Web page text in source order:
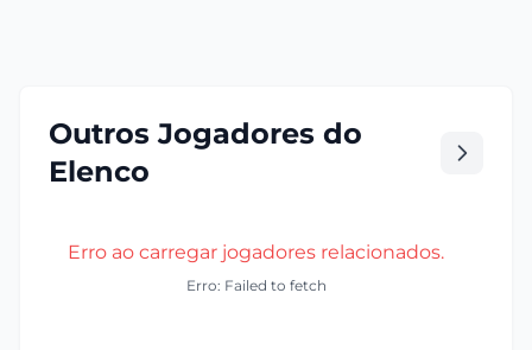
Outros Jogadores do
Elenco
Erro ao carregar jogadores relacionados.
Erro: Failed to fetch